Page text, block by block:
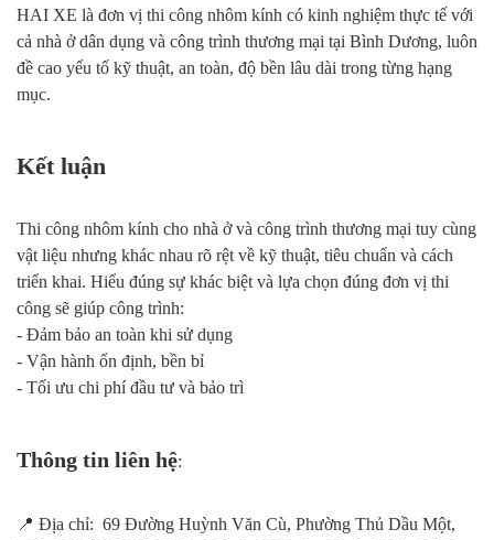
HAI XE là đơn vị thi công nhôm kính có kinh nghiệm thực tế với
cả nhà ở dân dụng và công trình thương mại tại Bình Dương, luôn
đề cao yếu tố kỹ thuật, an toàn, độ bền lâu dài trong từng hạng
mục.
Kết luận
Thi công nhôm kính cho nhà ở và công trình thương mại tuy cùng
vật liệu nhưng khác nhau rõ rệt về kỹ thuật, tiêu chuẩn và cách
triển khai. Hiểu đúng sự khác biệt và lựa chọn đúng đơn vị thi
công sẽ giúp công trình:
- Đảm bảo an toàn khi sử dụng
- Vận hành ổn định, bền bỉ
- Tối ưu chi phí đầu tư và bảo trì
Thông tin liên hệ:
📍 Địa chỉ: 69 Đường Huỳnh Văn Cù, Phường Thủ Dầu Một,